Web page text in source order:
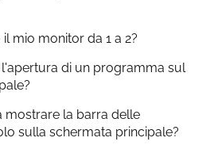
mio monitor da 1 a 2?
di un programma sul
mostrare la barra delle
sulla schermata principale?